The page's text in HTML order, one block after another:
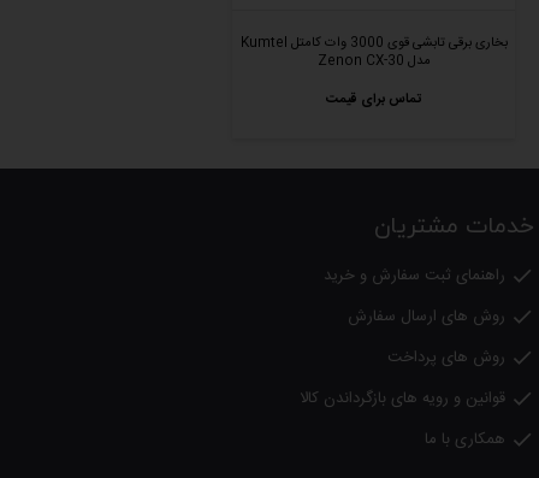
بخاری برقی تابشی قوی 3000 وات کامتل Kumtel
مدل Zenon CX-30
تماس برای قیمت
خدمات مشتریان
 راهنمای ثبت سفارش و خرید
 روش های ارسال سفارش
 روش های پرداخت
 قوانین و رویه های بازگرداندن کالا
 همکاری با ما